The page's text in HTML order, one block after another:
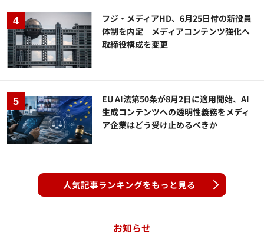
フジ・メディアHD、6月25日付の新役員
体制を内定 メディアコンテンツ強化へ
取締役構成を変更
EU AI法第50条が8月2日に適用開始、AI
生成コンテンツへの透明性義務をメディ
ア企業はどう受け止めるべきか
人気記事ランキングをもっと見る
お知らせ